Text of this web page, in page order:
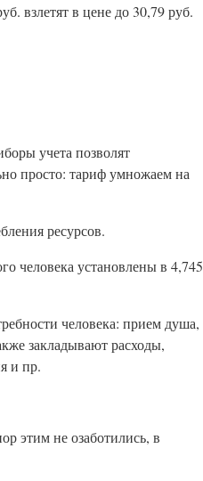
взлетят в цене до 30,79 руб.
учета позволят
просто: тариф умножаем на
ресурсов.
человека установлены в 4,745
человека: прием душа,
закладывают расходы,
и пр.
этим не озаботились, в